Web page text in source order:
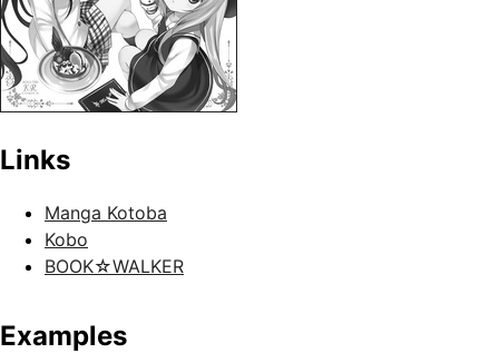
Links
Manga Kotoba
Kobo
BOOK☆WALKER
Examples